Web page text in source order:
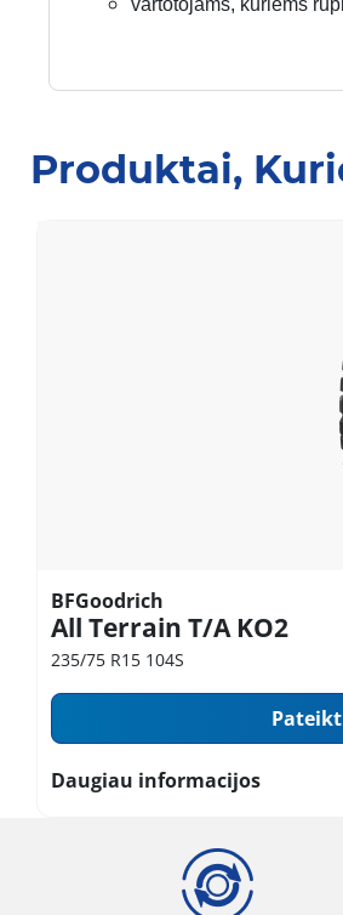
Produktai,
BFGoodrich
All Terrain T/A KO2
235/75 R15 104S
Daugiau informacijos